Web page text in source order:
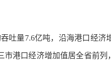
量7.6亿吨，沿海港口经济
市港口经济增加值居全省前